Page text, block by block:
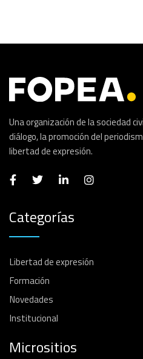
Una organización de la sociedad
diálogo, la promoción del
libertad de expresión.
Categorías
Libertad de expresión
Formación
Novedades
Institucional
Micrositios